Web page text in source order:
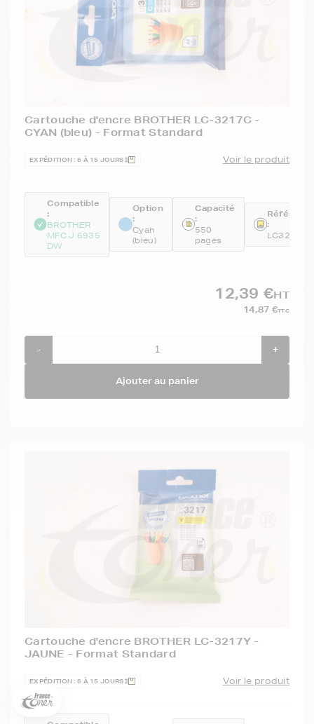
Cartouche d'encre BROTHER LC-3217C -
CYAN (bleu) - Format Standard
EXPÉDITION : 6 À 15 JOURS Voir le produit
Compatible
:
BROTHER
MFC J 6935
DW
Option
:
Cyan
(bleu)
Capacité
:
550
pages
:
LC3217C
12,39 €HT
14,87 €TTC
- +
Ajouter au panier
Cartouche d'encre BROTHER LC-3217Y -
JAUNE - Format Standard
EXPÉDITION : 6 À 15 JOURS Voir le produit
5€
Inscrivez-vous à notre newsletter, suivez notre actualité et
d’une remise de 5€sur votre 1ère
commande * !